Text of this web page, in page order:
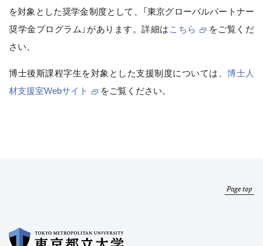
を対象とした奨学金制度として、「東京グローバルパートナー
奨学金プログラム」があります。詳細は こちら
をご覧くだ
さい。
博士後斯課程字生を対象とした支援制度については、 博士人
材支援室Webサイト
をご覧ください。
Page top